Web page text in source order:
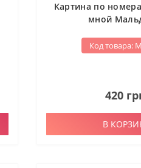
Картина по
мной
Код товара:
420
В